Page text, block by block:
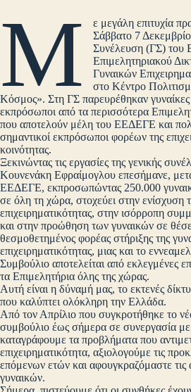
Μ
ε μεγάλη επιτυχία
Σάββατο 7
Συνέλευση (ΓΣ) του
Επιμελητηριακού
Γυναικών
στο Κέντρο
Κόσμος». Στη ΓΣ παρευρέθηκαν γυναίκες
εκπρόσωποι από τα περισσότερα
που αποτελούν μέλη του ΕΕΔΕΓΕ και
σημαντικοί εκπρόσωποι φορέων της
κοινότητας.
Ξεκινώντας τις εργασίες της γενικής
Κουνενάκη Εφραίμογλου επεσήμανε,
EEΔΕΓΕ, εκπροσωπώντας 250.000
σε όλη τη χώρα, στοχεύει στην ενίσχυση
επιχειρηματικότητας, στην ισόρροπη
και στην προώθηση των γυναικών σε
θεσμοθετημένος φορέας στήριξης της
επιχειρηματικότητας, μιας και το
Συμβούλιο αποτελείται από εκλεγμένες
τα Επιμελητήρια όλης της χώρας.
Αυτή είναι η δύναμή μας, το εκτενές
που καλύπτει ολόκληρη την Ελλάδα.
Από τον Απρίλιο που συγκροτήθηκε το
συμβούλιο έως σήμερα σε συνεργασία
καταγράφουμε τα προβλήματα που
επιχειρηματικότητα, αξιολογούμε τις
επόμενων ετών και αφουγκραζόμαστε τις
γυναικών.